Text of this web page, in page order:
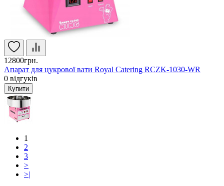
12800грн.
Апарат для цукрової вати Royal Catering RCZK-1030-WR
0 відгуків
Купити
1
2
3
>
>|